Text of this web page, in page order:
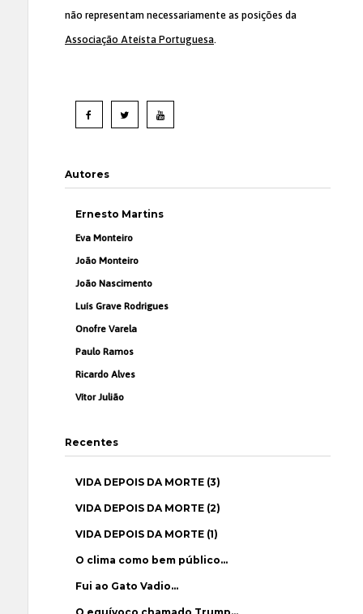
não representam necessariamente as posições da
Associação Ateísta Portuguesa.
Autores
Ernesto Martins
Eva Monteiro
João Monteiro
João Nascimento
Luís Grave Rodrigues
Onofre Varela
Paulo Ramos
Ricardo Alves
Vítor Julião
Recentes
VIDA DEPOIS DA MORTE (3)
VIDA DEPOIS DA MORTE (2)
VIDA DEPOIS DA MORTE (1)
O clima como bem público…
Fui ao Gato Vadio…